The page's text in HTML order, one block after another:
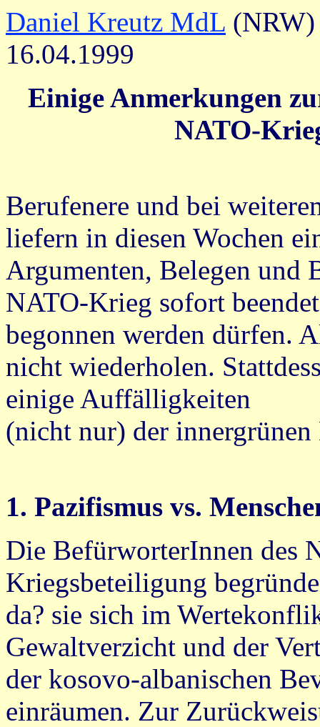
Daniel Kreutz MdL (NRW)
16.04.1999
Einige Anmerkungen
NATO-
Berufenere und bei
liefern in diesen Wochen
Argumenten, Belegen und
NATO-Krieg sofort
begonnen werden dürfen.
nicht wiederholen.
einige Auffälligkeiten
(nicht nur) der innergrünen
1. Pazifismus vs.
Die BefürworterInnen des
Kriegsbeteiligung
da? sie sich im
Gewaltverzicht und der
der kosovo-albanischen
einräumen. Zur